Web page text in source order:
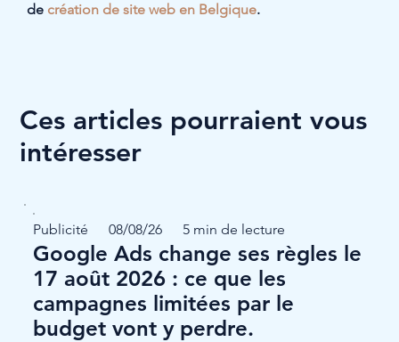
de création de site web en Belgique.
Publicité 08/08/26 5 min de lecture
Google Ads change ses règles le
17 août 2026 : ce que les
campagnes limitées par le
budget vont y perdre.
Ces articles pourraient vous
intéresser